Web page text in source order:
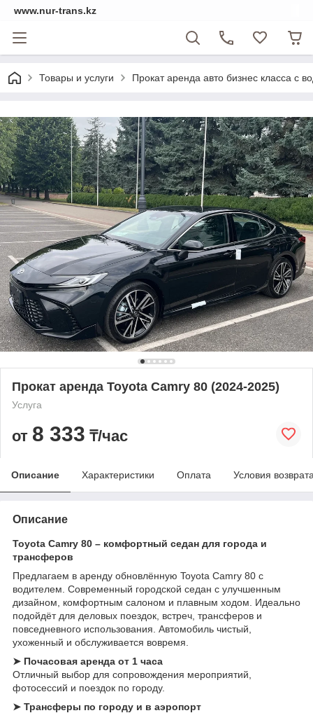
www.nur-trans.kz
Товары и услуги Прокат аренда авто бизнес класса с
Прокат аренда Toyota Camry 80 (2024-2025)
Услуга
от 8 333 ₸/час
Описание Характеристики Оплата Условия
Описание
Toyota Camry 80 – комфортный седан для города и
трансферов
Предлагаем в аренду обновлённую Toyota Camry 80 с
водителем. Современный городской седан с улучшенным
дизайном, комфортным салоном и плавным ходом. Идеально
подойдёт для деловых поездок, встреч, трансферов и
повседневного использования. Автомобиль чистый,
ухоженный и обслуживается вовремя.
➤ Почасовая аренда от 1 часа
Отличный выбор для сопровождения мероприятий,
фотосессий и поездок по городу.
➤ Трансферы по городу и в аэропорт